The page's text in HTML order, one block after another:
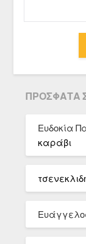
ΠΡΌΣΦΑΤΑ
Ευδοκία
καράβι